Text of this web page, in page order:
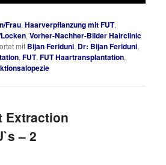
Frau,Haarverpflanzung mit FUT,
,Vorher-Nachher-Bilder Hairclinic
mit Bijan Feriduni, Dr: Bijan Feriduni,
,FUT,FUT Haartransplantation,
Extraction
– 2